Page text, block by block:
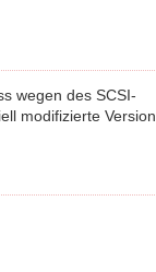
wegen des SCSI-
modifizierte Version